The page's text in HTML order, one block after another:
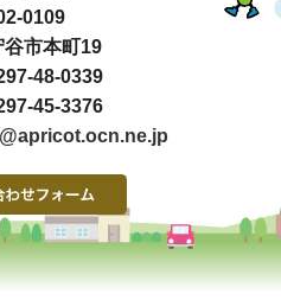
0109
谷市本町19
48-0339
45-3376